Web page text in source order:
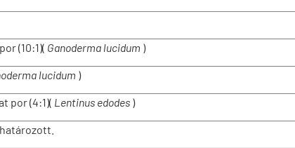
(10:1)( Ganoderma lucidum )
lucidum )
por (4:1)( Lentinus edodes )